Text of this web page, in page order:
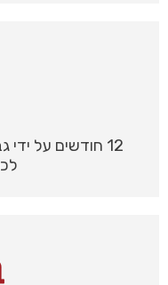
12 חודשים על